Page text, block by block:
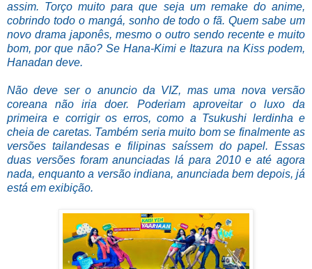
assim. Torço muito para que seja um remake do anime,
cobrindo todo o mangá, sonho de todo o fã. Quem sabe um
novo drama japonês, mesmo o outro sendo recente e muito
bom, por que não? Se Hana-Kimi e Itazura na Kiss podem,
Hanadan deve.
Não deve ser o anuncio da VIZ, mas uma nova versão
coreana não iria doer. Poderiam aproveitar o luxo da
primeira e corrigir os erros, como a Tsukushi lerdinha e
cheia de caretas. Também seria muito bom se finalmente as
versões tailandesas e filipinas saíssem do papel. Essas
duas versões foram anunciadas lá para 2010 e até agora
nada, enquanto a versão indiana, anunciada bem depois, já
está em exibição.